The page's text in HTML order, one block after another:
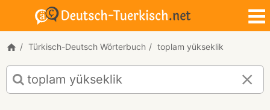
Türkisch-Deutsch Wörterbuch toplam yükseklik
Türkisch-
Deutsch
Übersetzung